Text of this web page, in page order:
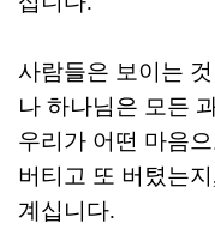
사람들은 보이는
나 하나님은 모든
우리가 어떤 마음
버티고 또 버텼는
계십니다.